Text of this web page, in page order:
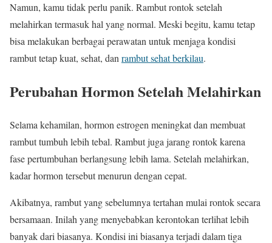
Namun, kamu tidak perlu panik. Rambut rontok setelah
melahirkan termasuk hal yang normal. Meski begitu, kamu tetap
bisa melakukan berbagai perawatan untuk menjaga kondisi
rambut tetap kuat, sehat, dan rambut sehat berkilau.
Perubahan Hormon Setelah Melahirkan
Selama kehamilan, hormon estrogen meningkat dan membuat
rambut tumbuh lebih tebal. Rambut juga jarang rontok karena
fase pertumbuhan berlangsung lebih lama. Setelah melahirkan,
kadar hormon tersebut menurun dengan cepat.
Akibatnya, rambut yang sebelumnya tertahan mulai rontok secara
bersamaan. Inilah yang menyebabkan kerontokan terlihat lebih
banyak dari biasanya. Kondisi ini biasanya terjadi dalam tiga